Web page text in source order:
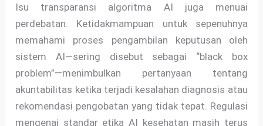
Isu transparansi algoritma AI juga menuai
perdebatan. Ketidakmampuan untuk sepenuhnya
memahami proses pengambilan keputusan oleh
sistem AI—sering disebut sebagai “black box
problem”—menimbulkan pertanyaan tentang
akuntabilitas ketika terjadi kesalahan diagnosis atau
rekomendasi pengobatan yang tidak tepat. Regulasi
mengenai standar etika AI kesehatan masih terus